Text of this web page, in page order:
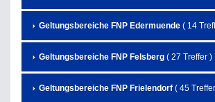
Geltungsbereiche FNP Edermuende ( 14
Geltungsbereiche FNP Felsberg ( 27 Treffer )
Geltungsbereiche FNP Frielendorf ( 45